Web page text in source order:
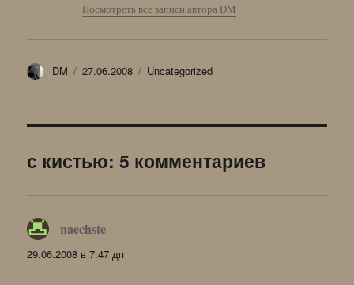
Посмотреть все записи автора DM
Автор
DM Опубликовано
27.06.2008 Рубрики
Uncategorized
с кистью: 5 комментариев
naechste
29.06.2008 в 7:47 дп